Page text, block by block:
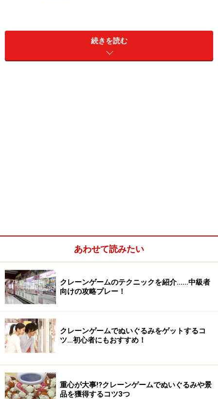
る「ストーリーモード」の2モードを用意しています。
そしてこのゲーム最大の特徴が、フットペダルを踏むこ
とで、左右自由に移動できること。
ステージの遮蔽物などを利用して身を隠しながらプレー
するなどフットペダルを使った戦略が必要で、一定時間
敵に照準を合わせることで発動する「ズーム」や、ズー
ム中に頭を撃つと大ダメージとなる「ヘッドショット」
などのテクニックもゲームシステムをより奥深いものに
しています。
続きを読む
あわせて読みたい
クレーンゲームのテクニックを紹介……中級者
向けの攻略プレー！
クレーンゲームでぬいぐるみをゲットするコ
ツ…初心者にもおすすめ！
重心が大事!?クレーンゲームでぬいぐるみや景
品を獲得するコツ3つ